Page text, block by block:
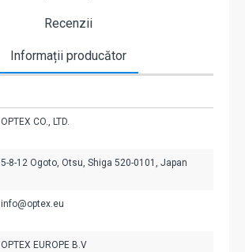
Recenzii
Informații producător
OPTEX CO., LTD.
5-8-12 Ogoto, Otsu, Shiga 520-0101, Japan
info@optex.eu
OPTEX EUROPE B.V